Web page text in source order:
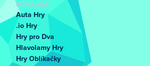
POPULÁRNÍ
Auta Hry
.io Hry
Hry pro Dva
Hlavolamy Hry
Hry Oblíkačky